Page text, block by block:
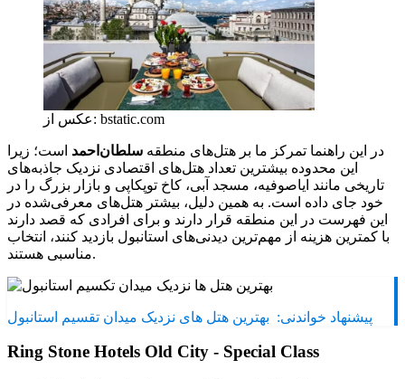
عکس از: bstatic.com
در این راهنما تمرکز ما بر هتل‌های منطقه سلطان‌احمد است؛ زیرا
این محدوده بیشترین تعداد هتل‌های اقتصادی نزدیک جاذبه‌های
تاریخی مانند ایاصوفیه، مسجد آبی، کاخ توپکاپی و بازار بزرگ را در
خود جای داده است. به همین دلیل، بیشتر هتل‌های معرفی‌شده در
این فهرست در این منطقه قرار دارند و برای افرادی که قصد دارند
با کمترین هزینه از مهم‌ترین دیدنی‌های استانبول بازدید کنند، انتخاب
مناسبی هستند.
پیشنهاد خواندنی: بهترین هتل های نزدیک میدان تقسیم استانبول
Ring Stone Hotels Old City - Special Class